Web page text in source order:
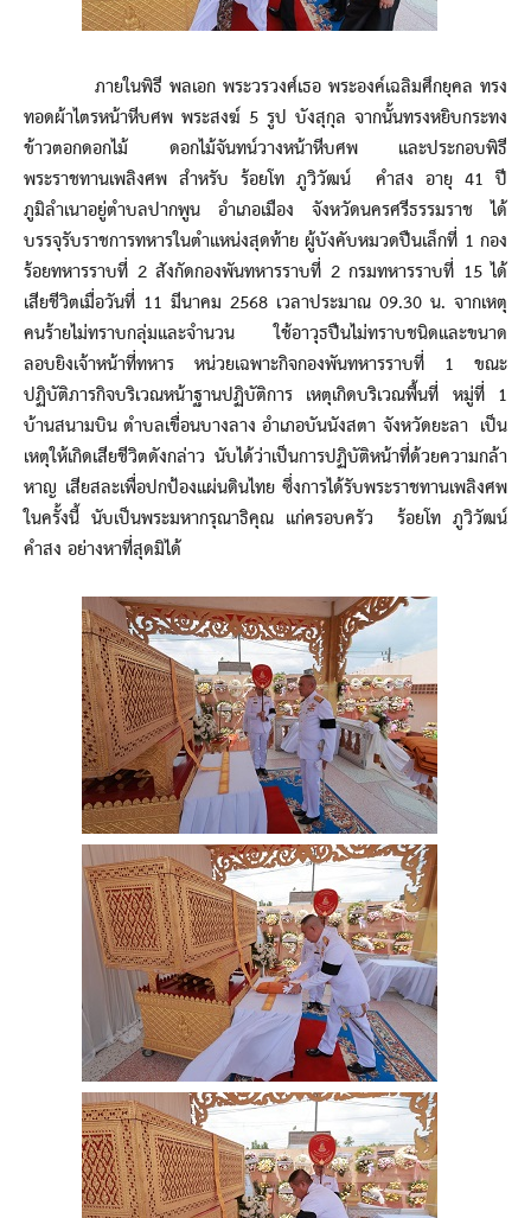
ภายในพิธี พลเอก พระวรวงศ์เธอ พระองค์เฉลิมศึกยุคล ทรง
ทอดผ้าไตรหน้าหีบศพ พระสงฆ์ 5 รูป บังสุกุล จากนั้นทรงหยิบกระทง
ข้าวตอกดอกไม้ ดอกไม้จันทน์วางหน้าหีบศพ และประกอบพิธี
พระราชทานเพลิงศพ สำหรับ ร้อยโท ภูวิวัฒน์ คำสง อายุ 41 ปี
ภูมิลำเนาอยู่ตำบลปากพูน อำเภอเมือง จังหวัดนครศรีธรรมราช ได้
บรรจุรับราชการทหารในตำแหน่งสุดท้าย ผู้บังคับหมวดปืนเล็กที่ 1 กอง
ร้อยทหารราบที่ 2 สังกัดกองพันทหารราบที่ 2 กรมทหารราบที่ 15 ได้
เสียชีวิตเมื่อวันที่ 11 มีนาคม 2568 เวลาประมาณ 09.30 น. จากเหตุ
คนร้ายไม่ทราบกลุ่มและจำนวน ใช้อาวุธปืนไม่ทราบชนิดและขนาด
ลอบยิงเจ้าหน้าที่ทหาร หน่วยเฉพาะกิจกองพันทหารราบที่ 1 ขณะ
ปฏิบัติภารกิจบริเวณหน้าฐานปฏิบัติการ เหตุเกิดบริเวณพื้นที่ หมู่ที่ 1
บ้านสนามบิน ตำบลเขื่อนบางลาง อำเภอบันนังสตา จังหวัดยะลา เป็น
เหตุให้เกิดเสียชีวิตดังกล่าว นับได้ว่าเป็นการปฏิบัติหน้าที่ด้วยความกล้า
หาญ เสียสละเพื่อปกป้องแผ่นดินไทย ซึ่งการได้รับพระราชทานเพลิงศพ
ในครั้งนี้ นับเป็นพระมหากรุณาธิคุณ แก่ครอบครัว ร้อยโท ภูวิวัฒน์
คำสง อย่างหาที่สุดมิได้